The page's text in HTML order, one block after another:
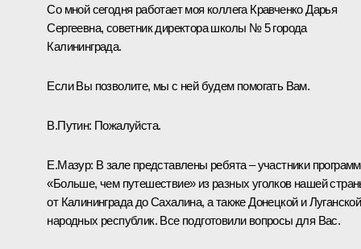
Со мной сегодня работает моя коллега Кравченко Дарья
Сергеевна, советник директора школы № 5 города
Калининграда.
Если Вы позволите, мы с ней будем помогать Вам.
В.Путин: Пожалуйста.
Е.Мазур: В зале представлены ребята ‒ участники
«Больше, чем путешествие» из разных уголков нашей
от Калининграда до Сахалина, а также Донецкой и Луганской
народных республик. Все подготовили вопросы для Вас.